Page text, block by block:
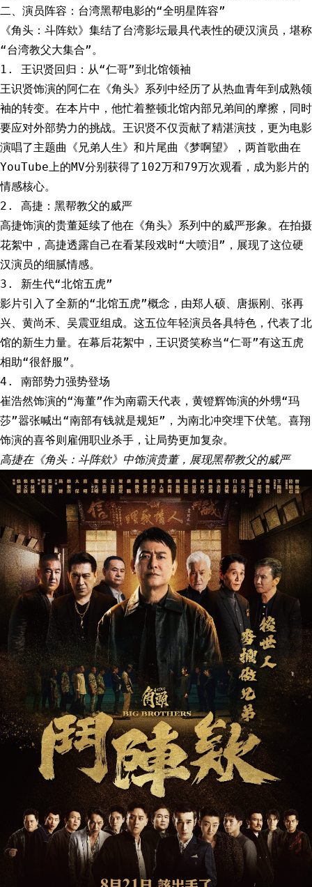
二、演员阵容：台湾黑帮电影的“全明星阵容”
《角头：斗阵欸》集结了台湾影坛最具代表性的硬汉演员，堪称
“台湾教父大集合”。
1. 王识贤回归：从“仁哥”到北馆领袖
王识贤饰演的阿仁在《角头》系列中经历了从热血青年到成熟领
袖的转变。在本片中，他忙着整顿北馆内部兄弟间的摩擦，同时
要应对外部势力的挑战。王识贤不仅贡献了精湛演技，更为电影
演唱了主题曲《兄弟人生》和片尾曲《梦啊望》，两首歌曲在
YouTube上的MV分别获得了102万和79万次观看，成为影片的
情感核心。
2. 高捷：黑帮教父的威严
高捷饰演的贵董延续了他在《角头》系列中的威严形象。在拍摄
花絮中，高捷透露自己在看某段戏时“大喷泪”，展现了这位硬
汉演员的细腻情感。
3. 新生代“北馆五虎”
影片引入了全新的“北馆五虎”概念，由郑人硕、唐振刚、张再
兴、黄尚禾、吴震亚组成。这五位年轻演员各具特色，代表了北
馆的新生力量。在幕后花絮中，王识贤笑称当“仁哥”有这五虎
相助“很舒服”。
4. 南部势力强势登场
崔浩然饰演的“海董”作为南霸天代表，黄镫辉饰演的外甥“玛
莎”嚣张喊出“南部有钱就是规矩”，为南北冲突埋下伏笔。喜翔
饰演的喜爷则雇佣职业杀手，让局势更加复杂。
高捷在《角头：斗阵欸》中饰演贵董，展现黑帮教父的威严